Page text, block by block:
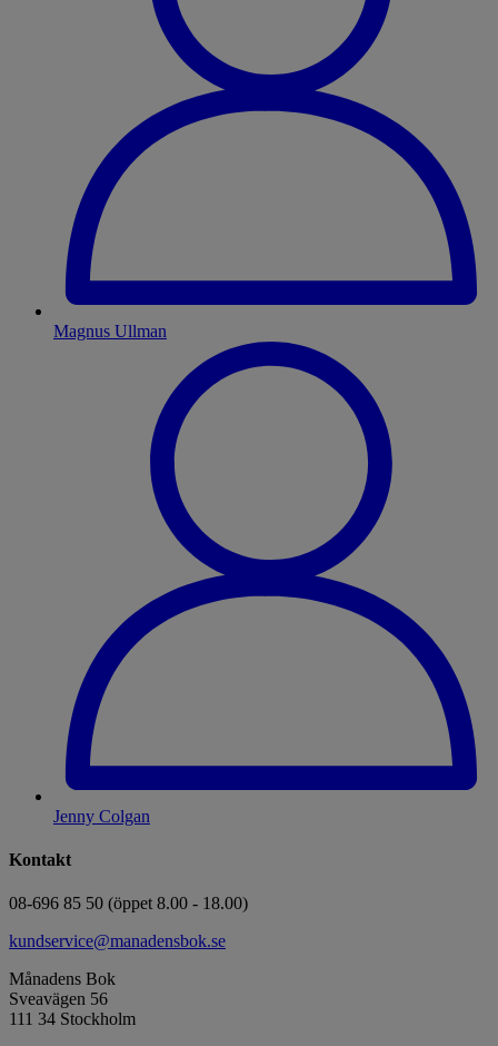
Magnus Ullman
Jenny Colgan
Kontakt
08-696 85 50 (öppet 8.00 - 18.00)
kundservice@manadensbok.se
Månadens Bok
Sveavägen 56
111 34 Stockholm